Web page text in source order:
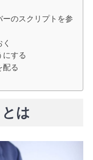
ーのスクリプトを参
にする
配る
は